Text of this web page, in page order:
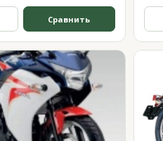
Сравнить